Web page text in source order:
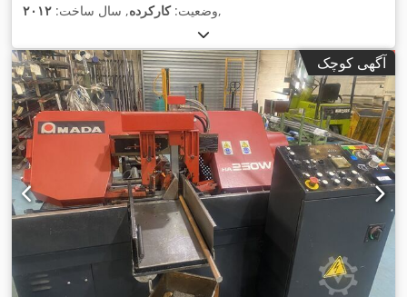
وضعیت:کارکرده, سال ساخت: ۲۰۱۲ ,
آگهی کوچک